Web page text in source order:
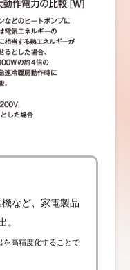
など、家電製品
を高精度化することで